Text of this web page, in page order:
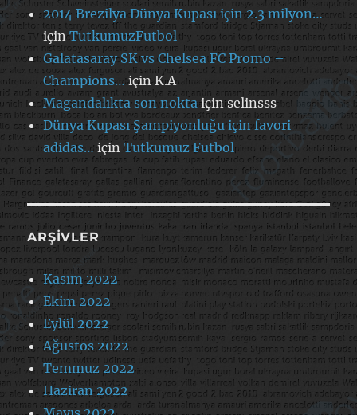
2014 Brezilya Dünya Kupası için 2.3 milyon…
içinTutkumuzFutbol
Galatasaray SK vs Chelsea FC Promo –
Champions…içinK.A
Magandalıkta son noktaiçinselinsss
Dünya Kupası Şampiyonluğu için favori
adidas… içinTutkumuz Futbol
ARŞIVLER
Kasım 2022
Ekim 2022
Eylül 2022
Ağustos 2022
Temmuz 2022
Haziran 2022